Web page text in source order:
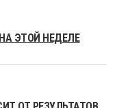
НА ЭТОЙ НЕДЕЛЕ